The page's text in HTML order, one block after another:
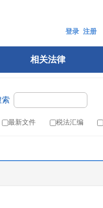
登录 注册
相关法律
索
最新文件 税法汇编